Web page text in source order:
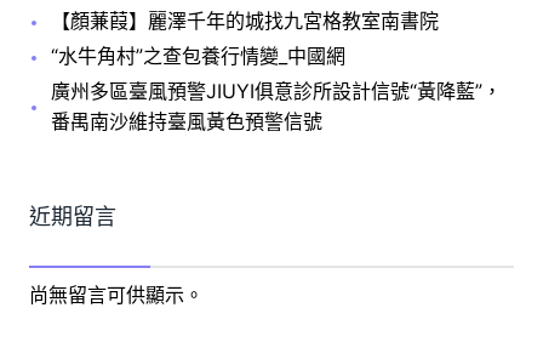
【顏蒹葭】麗澤千年的城找九宮格教室南書院
“水牛角村”之查包養行情變_中國網
廣州多區臺風預警JIUYI俱意診所設計信號“黃降藍”，
番禺南沙維持臺風黃色預警信號
近期留言
尚無留言可供顯示。